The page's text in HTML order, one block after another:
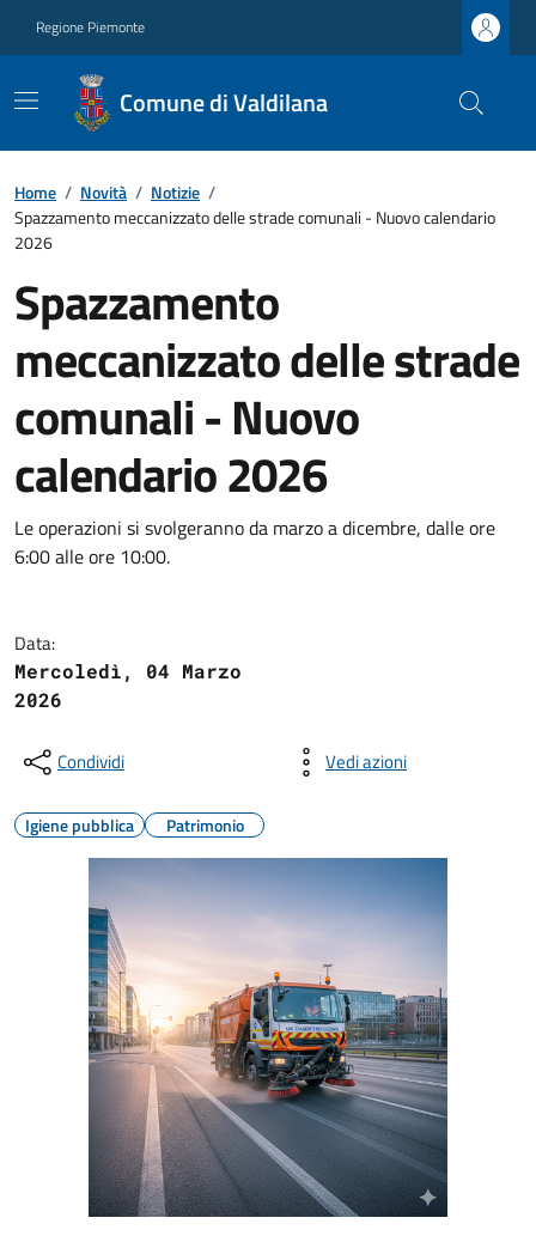
Regione Piemonte
Comune di Valdilana
Home / Novità / Notizie /
Spazzamento meccanizzato delle strade comunali - Nuovo calendario
2026
Spazzamento
meccanizzato delle strade
comunali - Nuovo
calendario 2026
Le operazioni si svolgeranno da marzo a dicembre, dalle ore
6:00 alle ore 10:00.
Data:
Mercoledì, 04 Marzo
2026
Condividi Vedi azioni
Igiene pubblica Patrimonio